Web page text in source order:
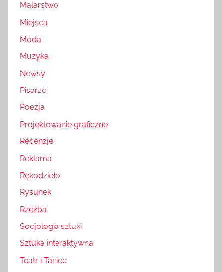
Malarstwo
Miejsca
Moda
Muzyka
Newsy
Pisarze
Poezja
Projektowanie graficzne
Recenzje
Reklama
Rękodzieło
Rysunek
Rzeźba
Socjologia sztuki
Sztuka interaktywna
Teatr i Taniec